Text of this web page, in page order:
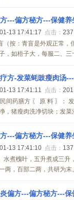
---偏方秘方---保健养
13 17:41:17 点击： 237
（按：青盲是外观正常，
，如梧子大，每服二、
方-发菜蚝豉瘦肉汤
13 17:41:11 点击： 201
间药膳方 〖 原 料 〗：
，猪瘦肉洗净切块；发
---偏方秘方---保健养
13 17:41:10 点击： 137
水煮槐叶，五升煮成三
两，百部二两，共研为
偏方---偏方秘方---保